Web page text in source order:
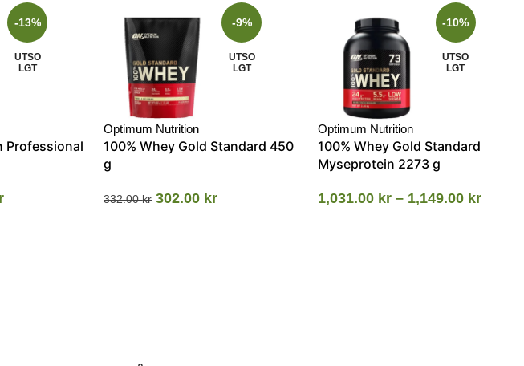
-13%
UTSO
LGT
Professional
-9%
UTSO
LGT
Optimum Nutrition
100% Whey Gold Standard 450
g
332.00kr 302.00 kr
-10%
UTSO
LGT
Optimum Nutrition
100% Whey Gold Standard
Myseprotein 2273 g
1,031.00 kr – 1,149.00 kr